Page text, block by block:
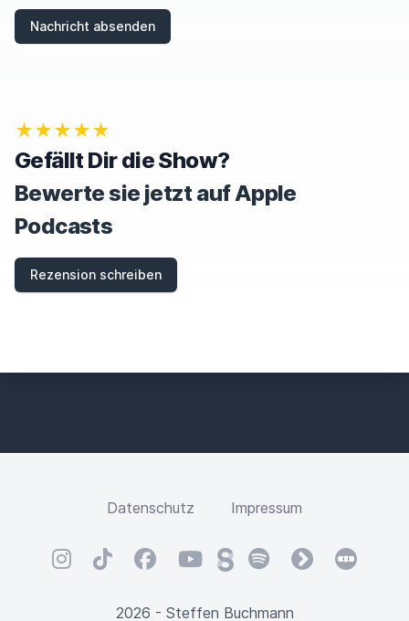
R
E
T
H
I
S
F
E
Nachricht absenden
★★★★★
Gefällt Dir die Show?
Bewerte sie jetzt auf Apple
Podcasts
Rezension schreiben
Datenschutz Impressum
InstagramTikTokFacebookYouTubeSteadySpotifyfyyd
2026 - Steffen Buchmann